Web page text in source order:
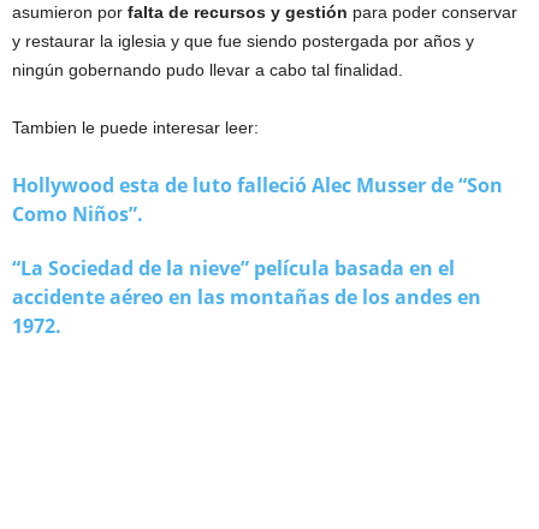
asumieron por falta de recursos y gestión para poder conservar
y restaurar la iglesia y que fue siendo postergada por años y
ningún gobernando pudo llevar a cabo tal finalidad.
Tambien le puede interesar leer:
Hollywood esta de luto falleció Alec Musser de “Son
Como Niños”.
“La Sociedad de la nieve” película basada en el
accidente aéreo en las montañas de los andes en
1972.